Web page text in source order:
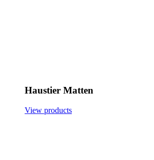
Haustier Matten
View products